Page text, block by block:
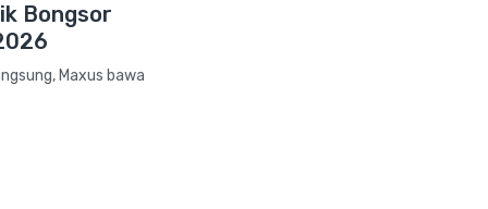
Bongsor
Maxus bawa